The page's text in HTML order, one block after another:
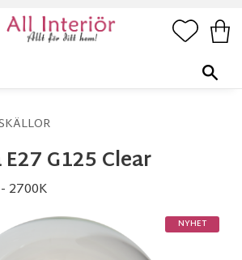
G125 Clear
2700K
NYHET